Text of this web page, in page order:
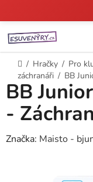
na
obsah
Domů
/ Hračky / Pro
záchranáři / BB
BB
-
Značka: Maisto -